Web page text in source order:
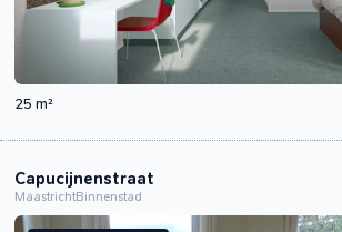
25 m²
Capucijnenstraat
MaastrichtBinnenstad